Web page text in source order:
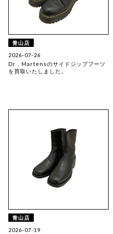
青山店
2026-07-26
Dr．Martensのサイドジップブーツ
を買取いたしました。
青山店
2026-07-19